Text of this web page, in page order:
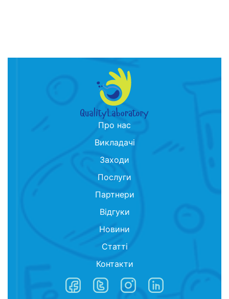
Про нас
Викладачі
Заходи
Послуги
Партнери
Відгуки
Новини
Статті
Контакти